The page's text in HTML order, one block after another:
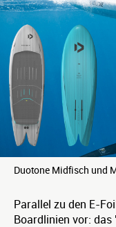
Duotone Midfisch und
Parallel zu den E-
Boardlinien vor: